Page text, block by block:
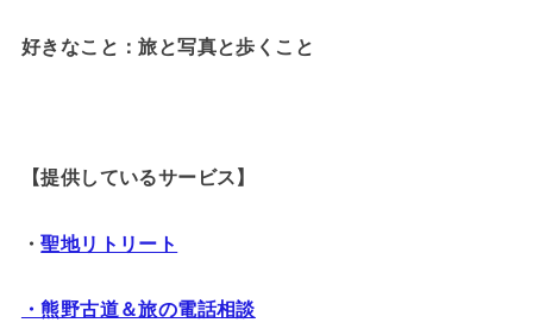
好きなこと：旅と写真と歩くこと
【提供しているサービス】
・聖地リトリート
・熊野古道＆旅の電話相談